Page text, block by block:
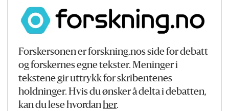
Forskersonen er forskning.nos side for debatt
og forskernes egne tekster. Meninger i
tekstene gir uttrykk for skribentenes
holdninger. Hvis du ønsker å delta i debatten,
kan du lese hvordanher.